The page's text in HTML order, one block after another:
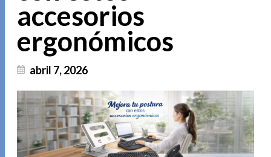
accesorios
ergonómicos
abril 7, 2026